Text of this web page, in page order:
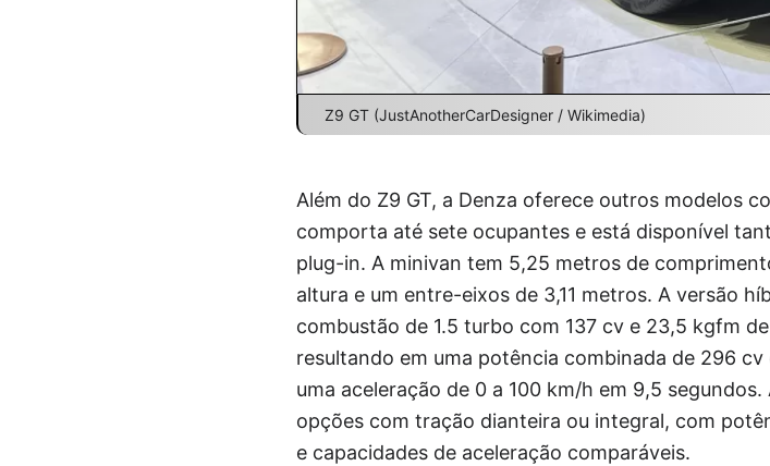
Z9 GT (JustAnotherCarDesigner / Wikimedia)
Além do Z9 GT, a Denza oferece outros modelos
comporta até sete ocupantes e está disponível
plug-in. A minivan tem 5,25 metros de
altura e um entre-eixos de 3,11 metros. A versão
combustão de 1.5 turbo com 137 cv e 23,5 kgfm
resultando em uma potência combinada de 296
uma aceleração de 0 a 100 km/h em 9,5
opções com tração dianteira ou integral, com
e capacidades de aceleração comparáveis.